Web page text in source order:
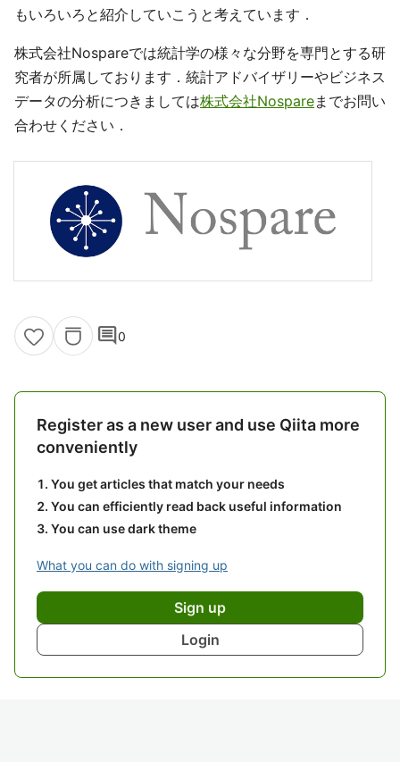
もいろいろと紹介していこうと考えています．
株式会社Nospareでは統計学の様々な分野を専門とする研
究者が所属しております．統計アドバイザリーやビジネス
データの分析につきましては株式会社Nospareまでお問い
合わせください．
comment0
Register as a new user and use Qiita more
conveniently
You get articles that match your needs
You can efficiently read back useful information
You can use dark theme
What you can do with signing up
Sign up
Login